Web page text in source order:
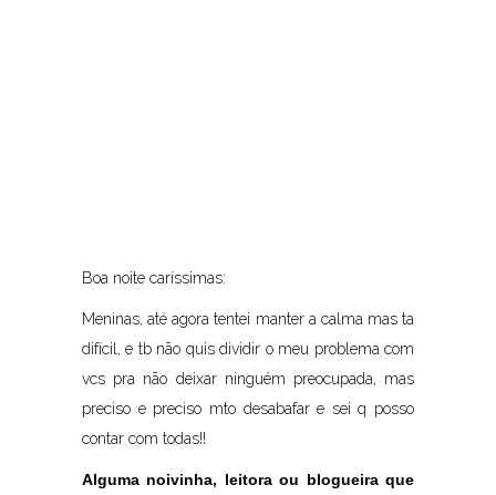
Boa noite caríssimas:
Meninas, até agora tentei manter a calma mas ta
difícil, e tb não quis dividir o meu problema com
vcs pra não deixar ninguém preocupada, mas
preciso e preciso mto desabafar e sei q posso
contar com todas!!
Alguma noivinha, leitora ou blogueira que